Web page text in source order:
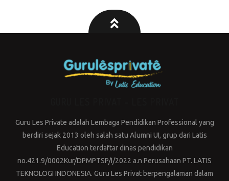
Guru Les Private adalah Lembaga Pendidikan Professional yang
berdiri sejak 2013 oleh salah satu Alumni UI, grup dari Latis
Education terdaftar dinas pendidikan
no.421.9/0002Kur/DPMPTSP/I/2022 a.n Perusahaan PT. LATIS
TEKNOLOGI INDONESIA. Guru Les Privat berpengalaman dalam